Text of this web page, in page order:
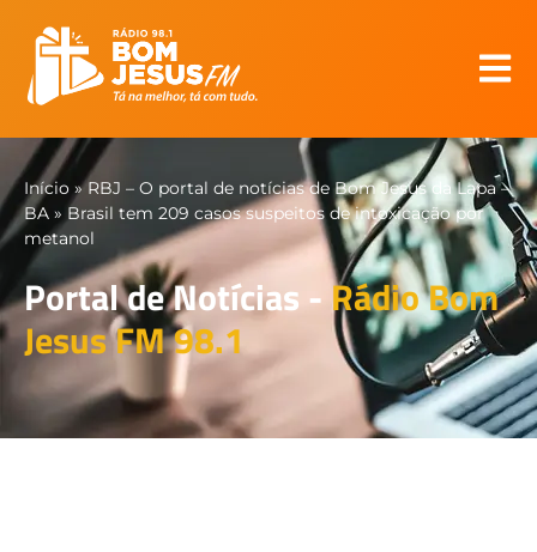
Início »RBJ – O portal de notícias de Bom Jesus da Lapa –
BA » Brasil tem 209 casos suspeitos de intoxicação por
metanol
Portal de Notícias -Rádio Bom
Jesus FM 98.1